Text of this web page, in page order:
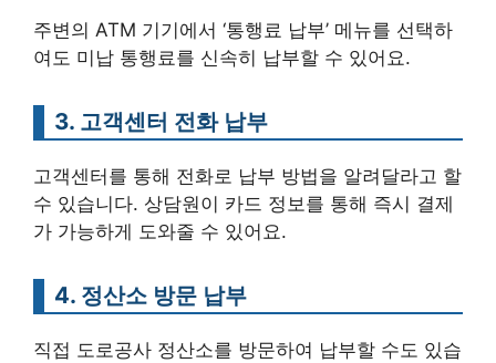
주변의 ATM 기기에서 ‘통행료 납부’ 메뉴를 선택하
여도 미납 통행료를 신속히 납부할 수 있어요.
3. 고객센터 전화 납부
고객센터를 통해 전화로 납부 방법을 알려달라고 할
수 있습니다. 상담원이 카드 정보를 통해 즉시 결제
가 가능하게 도와줄 수 있어요.
4. 정산소 방문 납부
직접 도로공사 정산소를 방문하여 납부할 수도 있습